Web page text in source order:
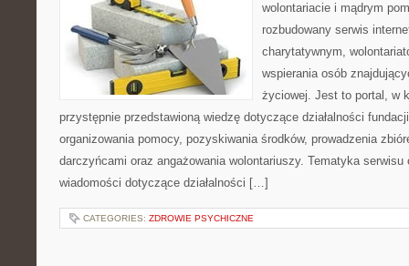
wolontariacie i mądrym
rozbudowany serwis
charytatywnym,
wspierania osób
życiowej. Jest to portal, w
przystępnie przedstawioną wiedzę dotyczące działalności
organizowania pomocy, pozyskiwania środków, prowadzenia
darczyńcami oraz angażowania wolontariuszy. Tematyka
wiadomości dotyczące działalności […]
CATEGORIES: ZDROWIE PSYCHICZNE